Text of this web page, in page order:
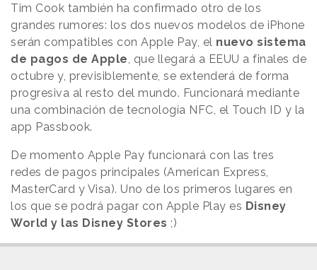
Tim Cook también ha confirmado otro de los
grandes rumores: los dos nuevos modelos de iPhone
serán compatibles con Apple Pay, el nuevo sistema
de pagos de Apple , que llegará a EEUU a finales de
octubre y, previsiblemente, se extenderá de forma
progresiva al resto del mundo. Funcionará mediante
una combinación de tecnología NFC, el Touch ID y la
app Passbook.
De momento Apple Pay funcionará con las tres
redes de pagos principales (American Express,
MasterCard y Visa). Uno de los primeros lugares en
los que se podrá pagar con Apple Play es Disney
World y las Disney Stores ;)